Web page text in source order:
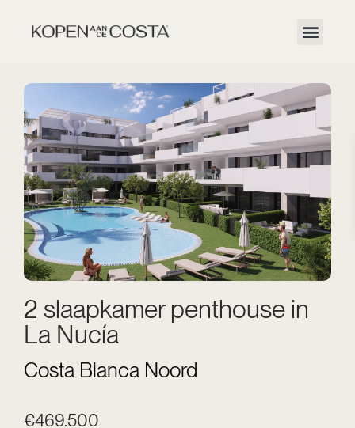
2 slaapkamer penthouse in
La Nucía
Costa Blanca Noord
€469.500